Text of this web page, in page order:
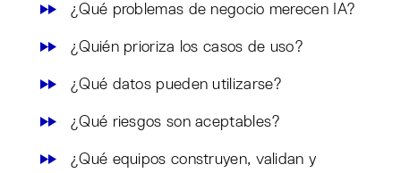
¿Qué problemas de negocio merecen IA?
¿Quién prioriza los casos de uso?
¿Qué datos pueden utilizarse?
¿Qué riesgos son aceptables?
¿Qué equipos construyen, validan y